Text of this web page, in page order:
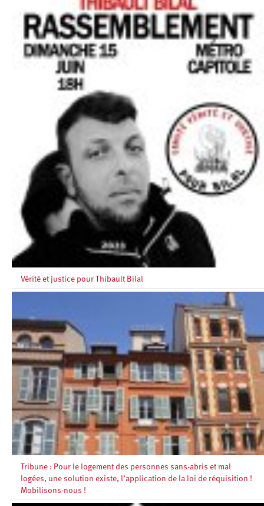
Vérité et justice pour Thibault Bilal
Tribune : Pour le logement des personnes sans-abris et mal
logées, une solution existe, l’application de la loi de réquisition !
Mobilisons-nous !